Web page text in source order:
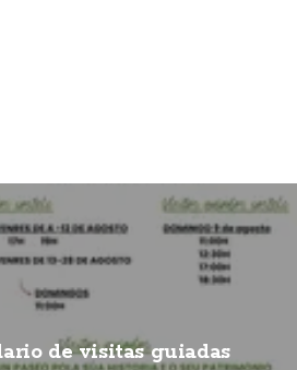
de visitas guiadas